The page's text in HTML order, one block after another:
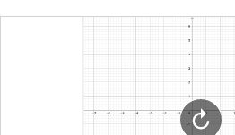
Se connecter